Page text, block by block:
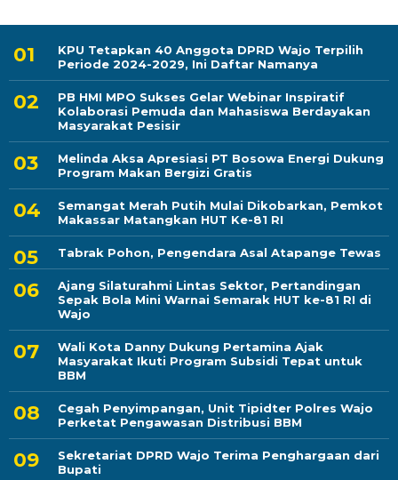
KPU Tetapkan 40 Anggota DPRD Wajo Terpilih
Periode 2024-2029, Ini Daftar Namanya
PB HMI MPO Sukses Gelar Webinar Inspiratif
Kolaborasi Pemuda dan Mahasiswa Berdayakan
Masyarakat Pesisir
Melinda Aksa Apresiasi PT Bosowa Energi Dukung
Program Makan Bergizi Gratis
Semangat Merah Putih Mulai Dikobarkan, Pemkot
Makassar Matangkan HUT Ke-81 RI
Tabrak Pohon, Pengendara Asal Atapange Tewas
Ajang Silaturahmi Lintas Sektor, Pertandingan
Sepak Bola Mini Warnai Semarak HUT ke-81 RI di
Wajo
Wali Kota Danny Dukung Pertamina Ajak
Masyarakat Ikuti Program Subsidi Tepat untuk
BBM
Cegah Penyimpangan, Unit Tipidter Polres Wajo
Perketat Pengawasan Distribusi BBM
Sekretariat DPRD Wajo Terima Penghargaan dari
Bupati